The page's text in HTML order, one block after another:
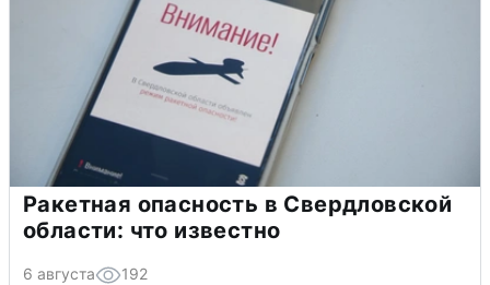
Ракетная опасность в Свердловской
области: что известно
6 августа 192